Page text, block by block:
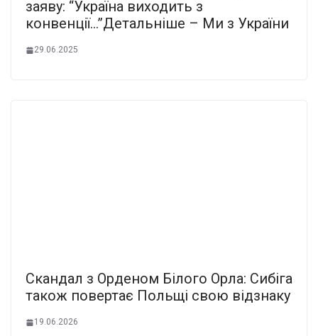
заяву: “Україна виходить з
конвенції…”Детальніше – Ми з України
29.06.2025
Скандал з Орденом Білого Орла: Сибіга
також повертає Польщі свою відзнаку
19.06.2026